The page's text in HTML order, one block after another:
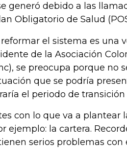
generó debido a las
Obligatorio de Salud
el sistema es una
de la Asociación
se preocupa porque no
que se podría
el periodo de transición
con lo que va a plantear
ejemplo: la cartera.
serios problemas con